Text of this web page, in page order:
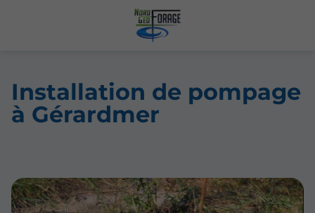
Installation de pompage
à Gérardmer